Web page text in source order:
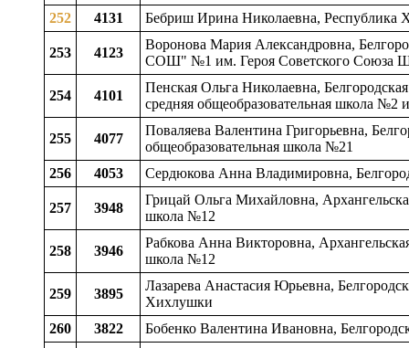
252
4131 Бебриш Ирина Николаевна,
253 4123
Воронова Мария Александровна,
СОШ" №1 им. Героя Советского Союза
254 4101
Пенская Ольга Николаевна,
средняя общеобразовательная школа
255 4077
Поваляева Валентина Григорьевна,
общеобразовательная школа №21
256
4053 Сердюкова Анна Владимировна,
257 3948
Грицай Ольга Михайловна,
школа №12
258 3946
Рабкова Анна Викторовна,
школа №12
259 3895
Лазарева Анастасия Юрьевна,
Хихлушки
260
3822
Бобенко Валентина Ивановна,